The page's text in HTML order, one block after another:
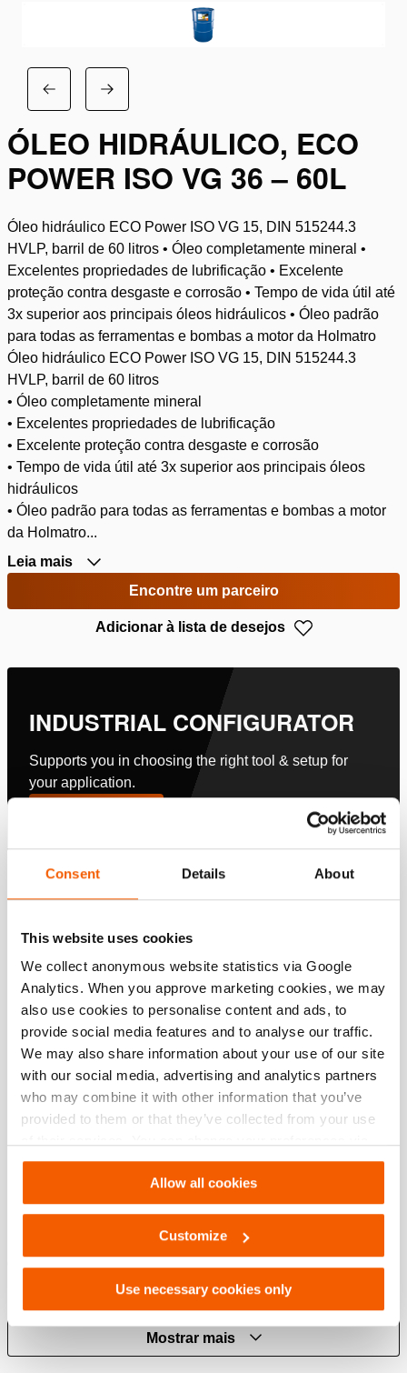
Consent Details About
This website uses cookies
We collect anonymous website statistics via Google
Analytics. When you approve marketing cookies, we may
also use cookies to personalise content and ads, to
provide social media features and to analyse our traffic.
We may also share information about your use of our site
with our social media, advertising and analytics partners
who may combine it with other information that you’ve
provided to them or that they’ve collected from your use
Settings. See ourcookiestatement.
Allow all cookies
Customize
Use necessary cookies only
ÓLEO HIDRÁULICO, ECO
POWER ISO VG 36 – 60L
Óleo hidráulico ECO Power ISO VG 15, DIN 515244.3
HVLP, barril de 60 litros • Óleo completamente mineral •
Excelentes propriedades de lubrificação • Excelente
proteção contra desgaste e corrosão • Tempo de vida útil até
3x superior aos principais óleos hidráulicos • Óleo padrão
para todas as ferramentas e bombas a motor da Holmatro
Óleo hidráulico ECO Power ISO VG 15, DIN 515244.3
HVLP, barril de 60 litros
• Óleo completamente mineral
• Excelentes propriedades de lubrificação
• Excelente proteção contra desgaste e corrosão
• Tempo de vida útil até 3x superior aos principais óleos
hidráulicos
• Óleo padrão para todas as ferramentas e bombas a motor
da Holmatro...
Leia mais
Encontre um parceiro
Adicionar à lista de desejos
INDUSTRIAL CONFIGURATOR
Supports you in choosing the right tool & setup for
your application.
Especificações
Detalhes
Número do artigo 130.103.025
Especificações básicas
modelo ISO VG 36 - 60L
Características
Óleo completamente mineral
Biodegradável (OCDE 301F)
Excelentes propriedades de lubrificação
Mostrar mais